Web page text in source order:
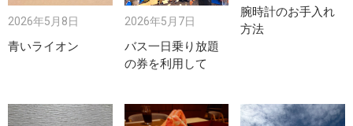
2026年5月8日
青いライオン
2026年5月7日
バス一日乗り放題
の券を利用して
腕時計のお手入れ
方法